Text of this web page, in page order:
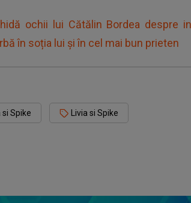
ochii lui Cătălin Bordea despre
în soția lui și în cel mai bun prieten
Spike Livia si Spike